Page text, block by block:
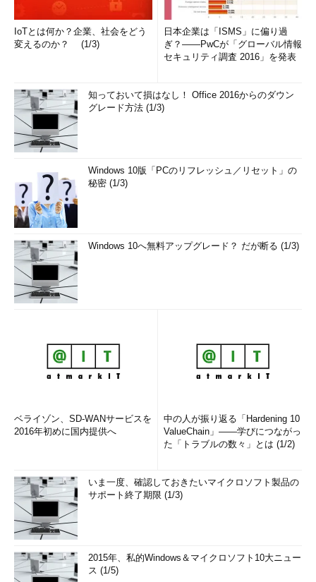
IoTとは何か？企業、社会をどう
変えるのか？ (1/3)
日本企業は「ISMS」に偏り過
ぎ？――PwCが「グローバル情報
セキュリティ調査 2016」を発表
知っておいて損はなし！ Office 2016からのダウン
グレード方法 (1/3)
Windows 10版「PCのリフレッシュ／リセット」の
秘密 (1/3)
Windows 10へ無料アップグレード？ だが断る (1/3)
ベライゾン、SD-WANサービスを
2016年初めに国内提供へ
中の人が振り返る「Hardening 10
ValueChain」――学びにつながっ
た「トラブルの数々」とは (1/2)
いま一度、確認しておきたいマイクロソフト製品の
サポート終了期限 (1/3)
2015年、私的Windows＆マイクロソフト10大ニュー
ス (1/5)